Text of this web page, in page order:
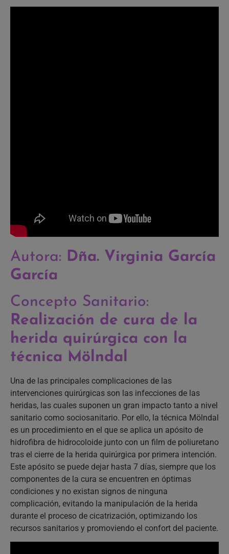
Autora: Dña. Virginia García
García
Concepto Sanitario:
Realización de cura de la
herida quirúrgica con la
técnica Mölndal
Una de las principales complicaciones de las
intervenciones quirúrgicas son las infecciones de las
heridas, las cuales suponen un gran impacto tanto a nivel
sanitario como sociosanitario. Por ello, la técnica Mölndal
es un procedimiento en el que se aplica un apósito de
hidrofibra de hidrocoloide junto con un film de poliuretano
tras el cierre de la herida quirúrgica por primera intención.
Este apósito se puede dejar hasta 7 días, siempre que los
componentes de la cura se encuentren en óptimas
condiciones y no existan signos de ninguna
complicación, evitando la manipulación de la herida
durante el proceso de cicatrización, optimizando los
recursos sanitarios y promoviendo el confort del paciente.